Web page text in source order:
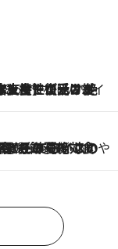
おもてなしハワイ
本人女性が受け継いだ名店》
やりスイーツで夏を満喫
おやつ3選 お餅×アイスの新感覚スイーツ